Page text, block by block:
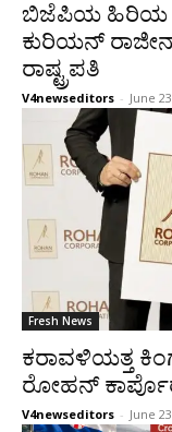
ಬಿಜೆಪಿಯ ಹಿರಿಯ
ಕುರಿಯನ್
ರಾಷ್ಟ್ರಪತಿ
V4newseditors - June
Fresh News
ಕರಾವಳಿಯತ್ತ
ರೋಹನ್
V4newseditors - June